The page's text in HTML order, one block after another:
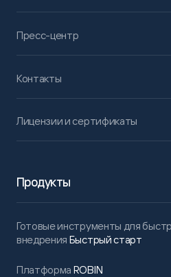
Пресс-центр
Контакты
Лицензии и сертификаты
Продукты
Готовые инструменты для
внедрения Быстрый старт
Платформа ROBIN